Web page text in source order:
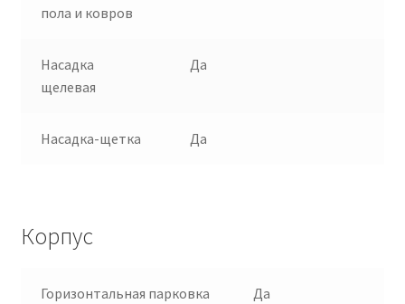
пола и ковров
Насадка
щелевая
Да
Насадка-щетка Да
Корпус
Горизонтальная парковка Да